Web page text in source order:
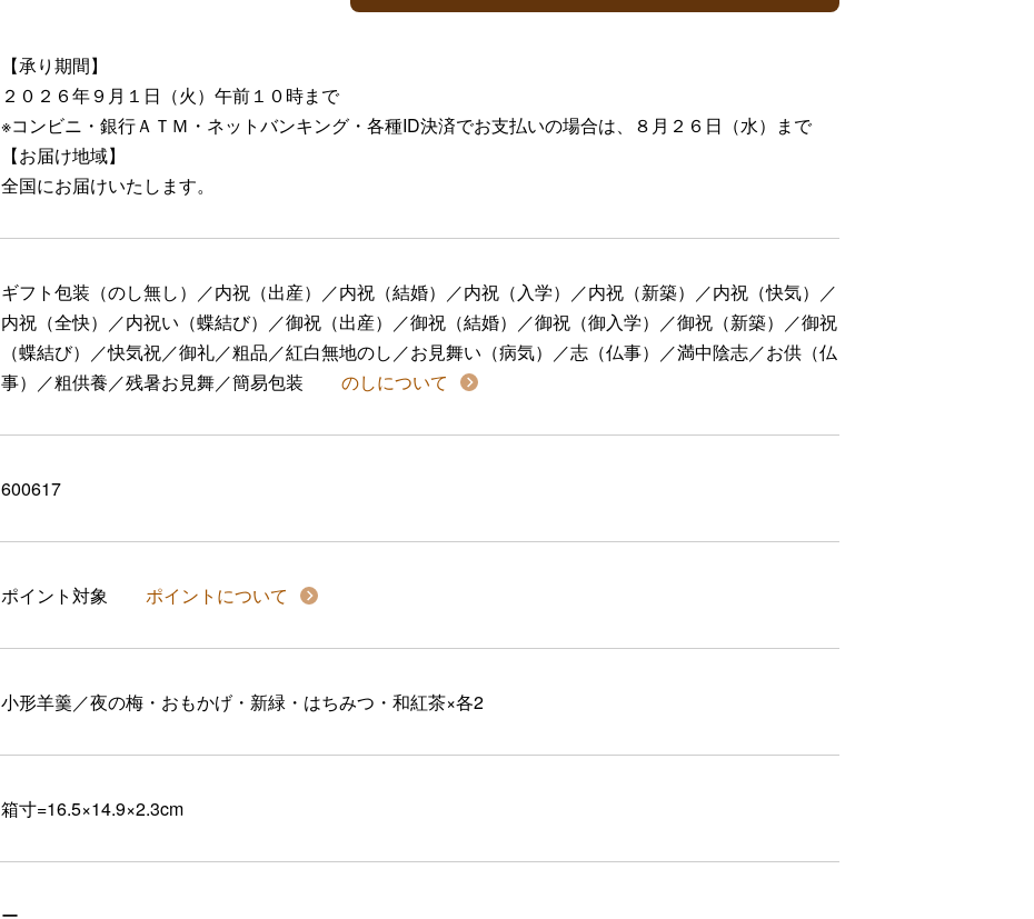
【承り期間】
２０２６年９月１日（火）午前１０時まで
※コンビニ・銀行ＡＴＭ・ネットバンキング・各種ID決済でお支払いの場合は、８月２６日（水）まで
【お届け地域】
全国にお届けいたします。
ギフト包装（のし無し）／内祝（出産）／内祝（結婚）／内祝（入学）／内祝（新築）／内祝（快気）／
内祝（全快）／内祝い（蝶結び）／御祝（出産）／御祝（結婚）／御祝（御入学）／御祝（新築）／御祝
（蝶結び）／快気祝／御礼／粗品／紅白無地のし／お見舞い（病気）／志（仏事）／満中陰志／お供（仏
事）／粗供養／残暑お見舞／簡易包装
のしについて
600617
ポイント対象 ポイントについて
小形羊羹／夜の梅・おもかげ・新緑・はちみつ・和紅茶×各2
箱寸=16.5×14.9×2.3cm